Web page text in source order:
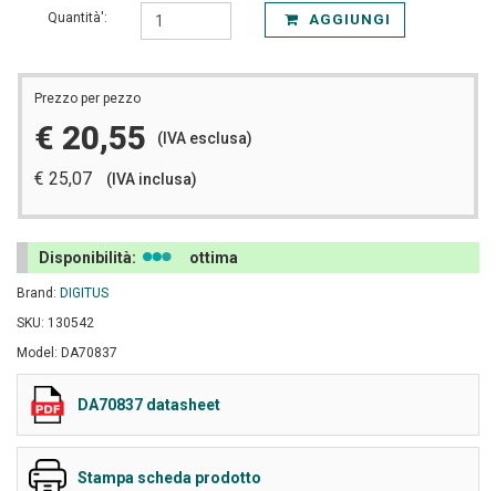
Quantità': AGGIUNGI
Prezzo per pezzo
€ 20,55 (IVA esclusa)
€ 25,07 (IVA inclusa)
Disponibilità: ottima
Brand: DIGITUS
SKU: 130542
Model: DA70837
DA70837 datasheet
Stampa scheda prodotto